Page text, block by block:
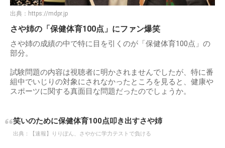
出典： https://mdpr.jp
さや姉の「保健体育100点」にファン爆笑
さや姉の成績の中で特に目を引くのが「保健体育100点」の
部分。
試験問題の内容は視聴者に明かされませんでしたが、特に番
組中でいじりの対象にされなかったところを見ると、健康や
スポーツに関する真面目な問題だったのでしょうか。
笑いのために保健体育100点叩き出すさや姉
出典： 【速報】りりぽん、さやかに学力テストで負ける